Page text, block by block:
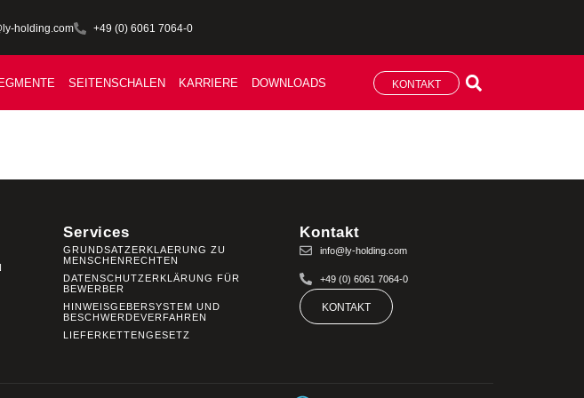
holding.com +49 (0) 6061 7064-0
SEITENSCHALEN KARRIERE DOWNLOADS KONTAKT
Services
GRUNDSATZERKLAERUNG ZU
MENSCHENRECHTEN
DATENSCHUTZERKLÄRUNG FÜR
BEWERBER
HINWEISGEBERSYSTEM UND
BESCHWERDEVERFAHREN
LIEFERKETTENGESETZ
Kontakt
info@ly-holding.com
+49 (0) 6061 7064-0
KONTAKT